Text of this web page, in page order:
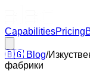
CapabilitiesPricing
🇧🇬 Blog/
фабрики